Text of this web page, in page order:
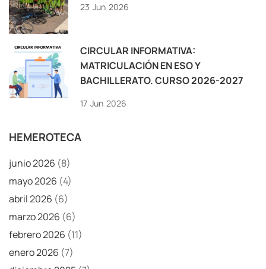
23 Jun 2026
CIRCULAR INFORMATIVA:
MATRICULACIÓN EN ESO Y
BACHILLERATO. CURSO 2026-2027
17 Jun 2026
HEMEROTECA
junio 2026 (8)
mayo 2026 (4)
abril 2026 (6)
marzo 2026 (6)
febrero 2026 (11)
enero 2026 (7)